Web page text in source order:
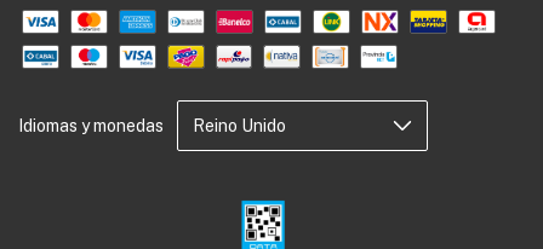
Idiomas y monedas